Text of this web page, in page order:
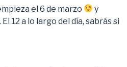
el 6 de marzo
y
12 a lo largo del día, sabrás si